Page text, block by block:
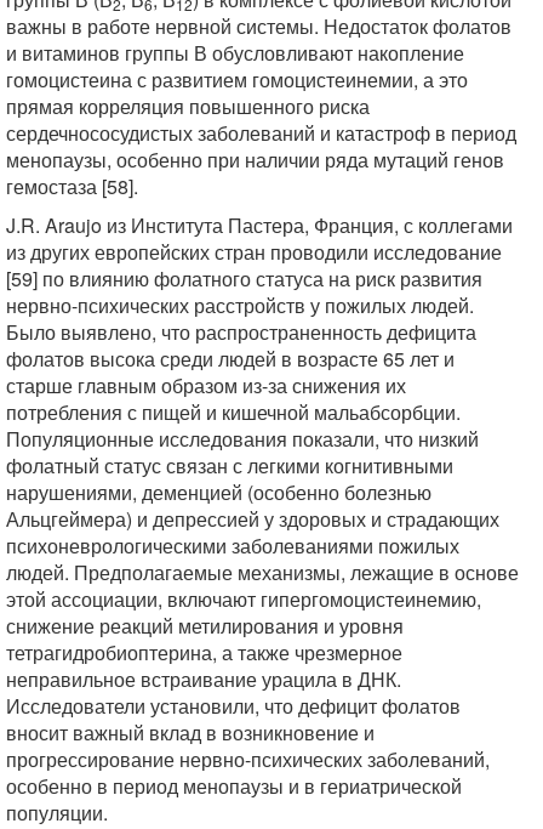
2 6 12
важны в работе нервной системы. Недостаток фолатов
и витаминов группы В обусловливают накопление
гомоцистеина с развитием гомоцистеинемии, а это
прямая корреляция повышенного риска
сердечнососудистых заболеваний и катастроф в период
менопаузы, особенно при наличии ряда мутаций генов
гемостаза [58].
J.R. Araujo из Института Пастера, Франция, с коллегами
из других европейских стран проводили исследование
[59] по влиянию фолатного статуса на риск развития
нервно-психических расстройств у пожилых людей.
Было выявлено, что распространенность дефицита
фолатов высока среди людей в возрасте 65 лет и
старше главным образом из-за снижения их
потребления с пищей и кишечной мальабсорбции.
Популяционные исследования показали, что низкий
фолатный статус связан с легкими когнитивными
нарушениями, деменцией (особенно болезнью
Альцгеймера) и депрессией у здоровых и страдающих
психоневрологическими заболеваниями пожилых
людей. Предполагаемые механизмы, лежащие в основе
этой ассоциации, включают гипергомоцистеинемию,
снижение реакций метилирования и уровня
тетрагидробиоптерина, а также чрезмерное
неправильное встраивание урацила в ДНК.
Исследователи установили, что дефицит фолатов
вносит важный вклад в возникновение и
прогрессирование нервно-психических заболеваний,
особенно в период менопаузы и в гериатрической
популяции.